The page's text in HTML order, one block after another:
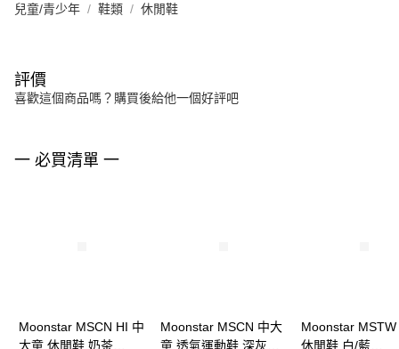
兒童/青少年 鞋類 休閒鞋
評價
喜歡這個商品嗎？購買後給他一個好評吧
一 必買清單 一
Moonstar MSCN HI 中
大童 休閒鞋 奶茶
Moonstar MSCN 中大
童 透氣運動鞋 深灰
Moonstar MSTW
休閒鞋 白/藍